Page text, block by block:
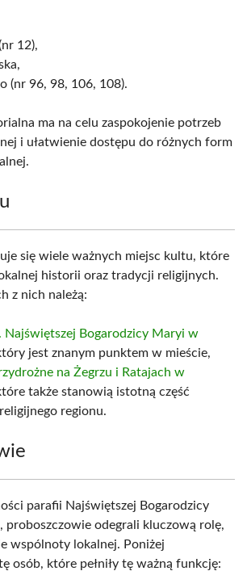
12),
(nr 96, 98, 106, 108).
ma na celu zaspokojenie potrzeb
i ułatwienie dostępu do różnych form
się wiele ważnych miejsc kultu, które
historii oraz tradycji religijnych.
z nich należą:
Najświętszej Bogarodzicy Maryi w
jest znanym punktem w mieście,
na Żegrzu i Ratajach w
także stanowią istotną część
regionu.
parafii Najświętszej Bogarodzicy
proboszczowie odegrali kluczową rolę,
wspólnoty lokalnej. Poniżej
osób, które pełniły tę ważną funkcję: